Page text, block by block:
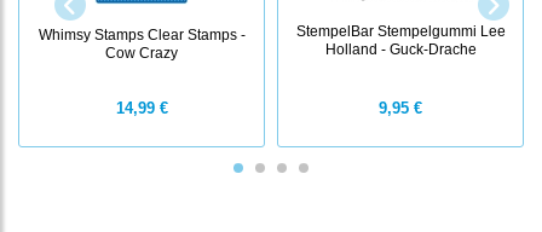
Whimsy Stamps Clear Stamps -
Cow Crazy
14,99 €
StempelBar Stempelgummi Lee
Holland - Guck-Drache
9,95 €